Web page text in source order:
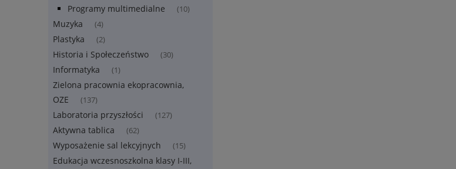
Programy multimedialne (10)
Muzyka (4)
Plastyka (2)
Historia i Społeczeństwo (30)
Informatyka (1)
Zielona pracownia ekopracownia,
OZE
(137)
Laboratoria przyszłości (127)
Aktywna tablica (62)
Wyposażenie sal lekcyjnych (15)
Edukacja wczesnoszkolna klasy I-III,